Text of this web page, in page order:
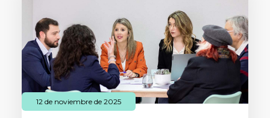
12 de noviembre de 2025